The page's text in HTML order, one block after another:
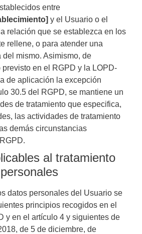
entre
y el Usuario o el
relación que se establezca en los
rellene, o para atender una
mismo. Asimismo, de
en el RGPD y la LOPD-
de aplicación la excepción
30.5 del RGPD, se mantiene un
de tratamiento que especifica,
las actividades de tratamiento
demás circunstancias
al tratamiento
datos personales del Usuario se
principios recogidos en el
y en el artículo 4 y siguientes de
de 5 de diciembre, de